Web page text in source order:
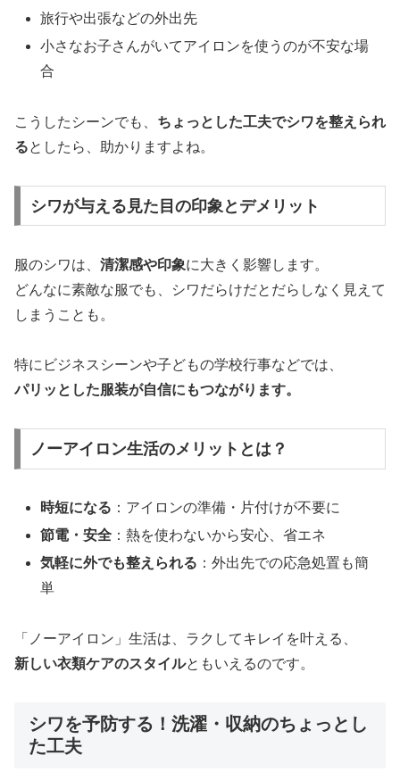
旅行や出張などの外出先
小さなお子さんがいてアイロンを使うのが不安な場
合
こうしたシーンでも、 ちょっとした工夫でシワを整えられ
るとしたら、助かりますよね。
シワが与える見た目の印象とデメリット
服のシワは、 清潔感や印象に大きく影響します。
どんなに素敵な服でも、シワだらけだとだらしなく見えて
しまうことも。
特にビジネスシーンや子どもの学校行事などでは、
パリッとした服装が自信にもつながります。
ノーアイロン生活のメリットとは？
時短になる ：アイロンの準備・片付けが不要に
節電・安全 ：熱を使わないから安心、省エネ
気軽に外でも整えられる ：外出先での応急処置も簡
単
「ノーアイロン」生活は、ラクしてキレイを叶える、
新しい衣類ケアのスタイルともいえるのです。
シワを予防する！洗濯・収納のちょっとし
た工夫